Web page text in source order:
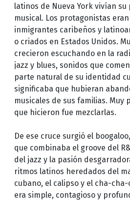
latinos de Nueva York vivían
musical. Los protagonistas
inmigrantes caribeños y
o criados en Estados Unidos.
crecieron escuchando en la
jazz y blues, sonidos que
parte natural de su identidad
significaba que hubieran
musicales de sus familias. Muy
que hicieron fue mezclarlas.
De ese cruce surgió el
que combinaba el groove del
del jazz y la pasión
ritmos latinos heredados del
cubano, el calipso y el cha-
era simple, contagioso y